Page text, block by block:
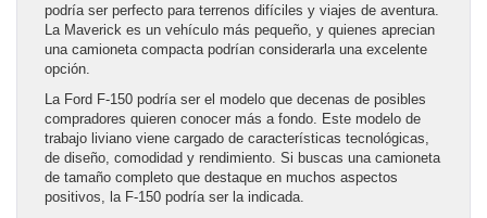
podría ser perfecto para terrenos difíciles y viajes de aventura.
La Maverick es un vehículo más pequeño, y quienes aprecian
una camioneta compacta podrían considerarla una excelente
opción.
La Ford F-150 podría ser el modelo que decenas de posibles
compradores quieren conocer más a fondo. Este modelo de
trabajo liviano viene cargado de características tecnológicas,
de diseño, comodidad y rendimiento. Si buscas una camioneta
de tamaño completo que destaque en muchos aspectos
positivos, la F-150 podría ser la indicada.